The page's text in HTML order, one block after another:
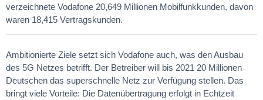
verzeichnete Vodafone 20,649 Millionen Mobilfunkkunden, davon
waren 18,415 Vertragskunden.
Ambitionierte Ziele setzt sich Vodafone auch, was den Ausbau
des 5G Netzes betrifft. Der Betreiber will bis 2021 20 Millionen
Deutschen das superschnelle Netz zur Verfügung stellen. Das
bringt viele Vorteile: Die Datenübertragung erfolgt in Echtzeit